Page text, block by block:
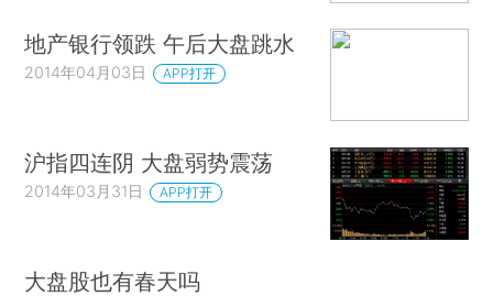
地产银行领跌 午后大盘跳水
2014年04月03日 APP打开
沪指四连阴 大盘弱势震荡
2014年03月31日 APP打开
大盘股也有春天吗